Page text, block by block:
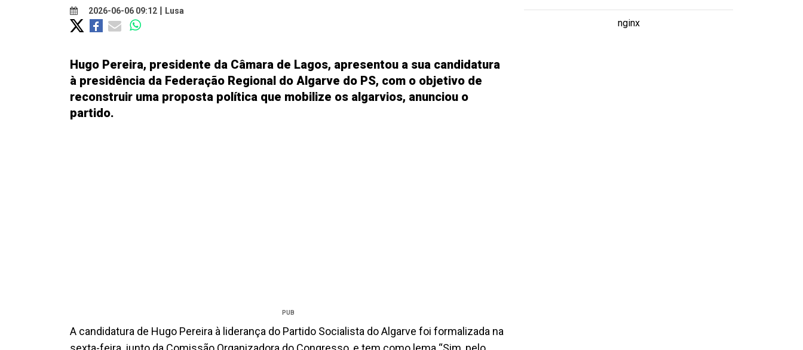
2026-06-06 09:12 | Lusa
Hugo Pereira, presidente da Câmara de Lagos, apresentou a sua candidatura
à presidência da Federação Regional do Algarve do PS, com o objetivo de
reconstruir uma proposta política que mobilize os algarvios, anunciou o
partido.
PUB
A candidatura de Hugo Pereira à liderança do Partido Socialista do Algarve foi formalizada na
nginx